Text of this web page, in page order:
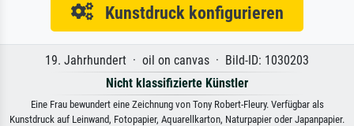
Kunstdruck konfigurieren
19. Jahrhundert · oil on canvas · Bild-ID: 1030203
Nicht klassifizierte Künstler
Eine Frau bewundert eine Zeichnung von Tony Robert-Fleury. Verfügbar als
Kunstdruck auf Leinwand, Fotopapier, Aquarellkarton, Naturpapier oder Japanpapier.